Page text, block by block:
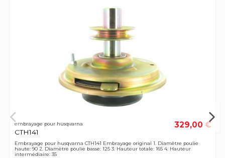
embrayage pour husqvarna
CTH141
329,00 €
Embrayage pour husqvarna CTH141 Embrayage original 1. Diamètre poulie
haute: 90 2. Diamètre poulie basse: 125 3. Hauteur totale: 165 4. Hauteur
intermédiaire: 35